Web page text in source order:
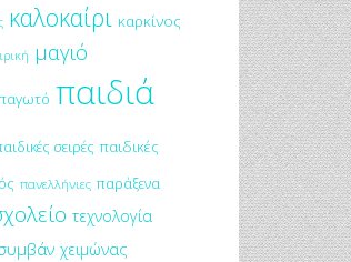
καλοκαίρι καρκίνος
μαγιό
παιδιά
σειρές παιδικές
πανελλήνιες παράξενα
τεχνολογία
χειμώνας